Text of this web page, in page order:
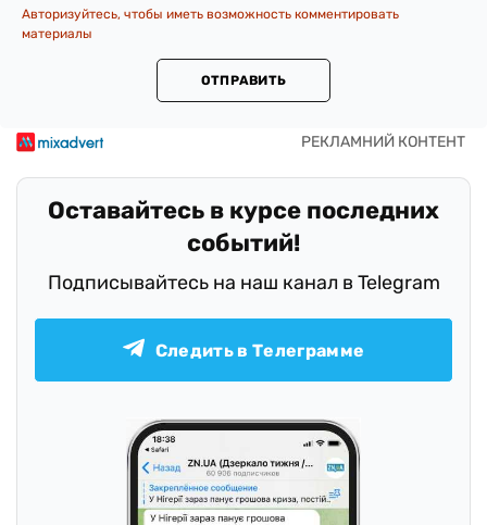
Авторизуйтесь, чтобы иметь возможность комментировать
материалы
ОТПРАВИТЬ
Оставайтесь в курсе последних
событий!
Подписывайтесь на наш канал в Telegram
Следить в Телеграмме